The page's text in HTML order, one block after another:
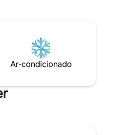
University &
minutos ou menos do
Keeneland e Shaker
Ar-condicionado